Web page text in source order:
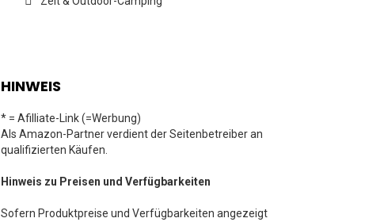
HINWEIS
* = Afilliate-Link (=Werbung)
Als Amazon-Partner verdient der Seitenbetreiber an
qualifizierten Käufen.
Hinweis zu Preisen und Verfügbarkeiten
Sofern Produktpreise und Verfügbarkeiten angezeigt